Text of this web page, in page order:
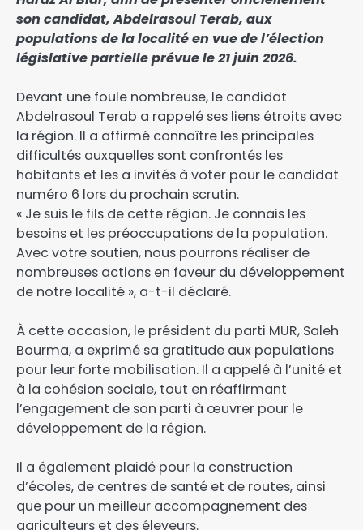
son candidat, Abdelrasoul Terab, aux
populations de la localité en vue de l’élection
législative partielle prévue le 21 juin 2026.
‎Devant une foule nombreuse, le candidat
Abdelrasoul Terab a rappelé ses liens étroits avec
la région. Il a affirmé connaître les principales
difficultés auxquelles sont confrontés les
habitants et les a invités à voter pour le candidat
numéro 6 lors du prochain scrutin.
‎« Je suis le fils de cette région. Je connais les
besoins et les préoccupations de la population.
Avec votre soutien, nous pourrons réaliser de
nombreuses actions en faveur du développement
de notre localité », a-t-il déclaré.
‎À cette occasion, le président du parti MUR, Saleh
Bourma, a exprimé sa gratitude aux populations
pour leur forte mobilisation. Il a appelé à l’unité et
à la cohésion sociale, tout en réaffirmant
l’engagement de son parti à œuvrer pour le
développement de la région.
Il a également plaidé pour la construction
d’écoles, de centres de santé et de routes, ainsi
que pour un meilleur accompagnement des
agriculteurs et des éleveurs.